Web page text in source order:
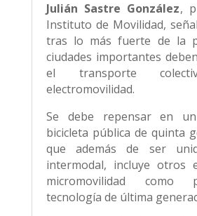
Julián Sastre González,
Instituto de Movilidad,
tras lo más fuerte de la
ciudades importantes
el transporte
electromovilidad.
Se debe repensar en
bicicleta pública de quinta
que además de ser
intermodal, incluye otros
micromovilidad como
tecnología de última